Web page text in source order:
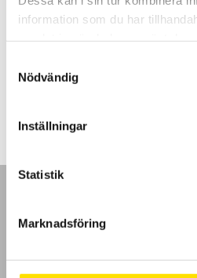
information som du har
Nödvändig
Inställningar
Statistik
Marknadsföring
Spänningsprovare för
driftspänning enligt EN 61243-3.
mätning upp till 690 V AC /
275.00kr
GDPR